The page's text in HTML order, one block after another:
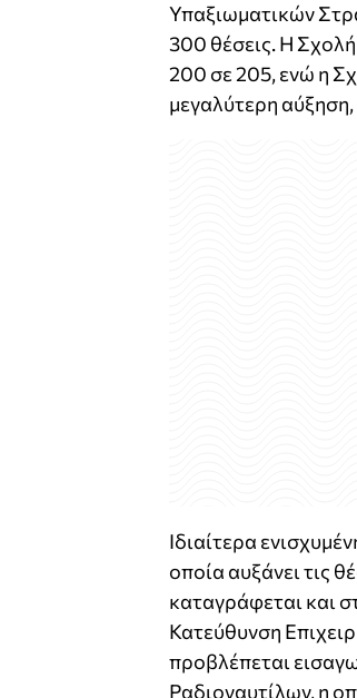
Υπαξιωματικών
300 θέσεις. Η
200 σε 205, ενώ η
μεγαλύτερη
Ιδιαίτερα
οποία αυξάνει τις
καταγράφεται και
Κατεύθυνση
προβλέπεται
Ραδιοναυτίλων, η